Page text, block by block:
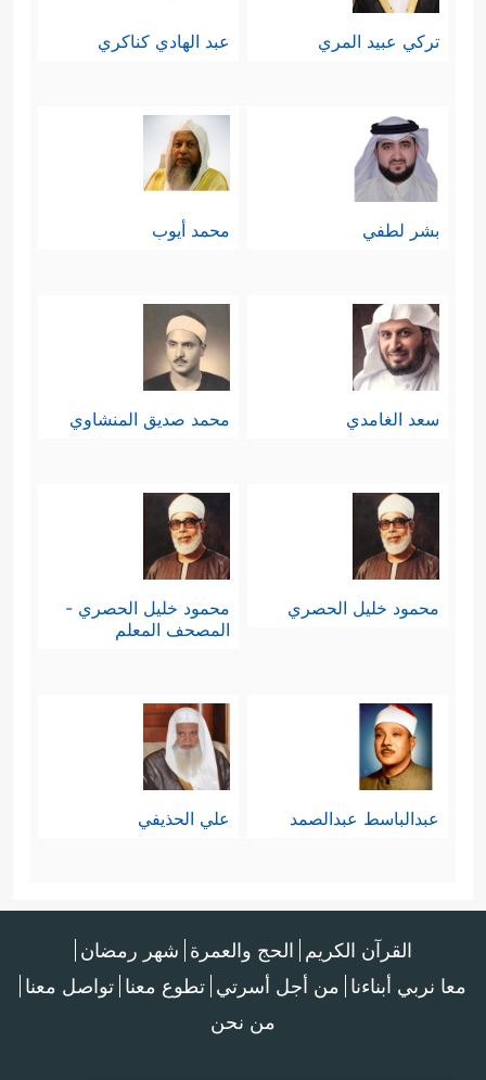
تركي عبيد المري عبد الهادي كناكري
بشر لطفي محمد أيوب
سعد الغامدي محمد صديق المنشاوي
محمود خليل الحصري
محمود خليل الحصري -
المصحف المعلم
عبدالباسط عبدالصمد علي الحذيفي
القرآن الكريم الحج والعمرة شهر رمضان
معا نربي أبناءنا من أجل أسرتي تطوع معنا تواصل معنا
من نحن